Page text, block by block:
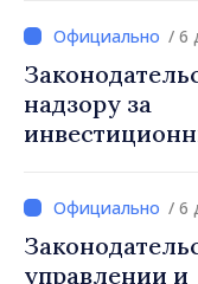
законом
/ 6
надзору за
соответствие
/ 6
управлении и